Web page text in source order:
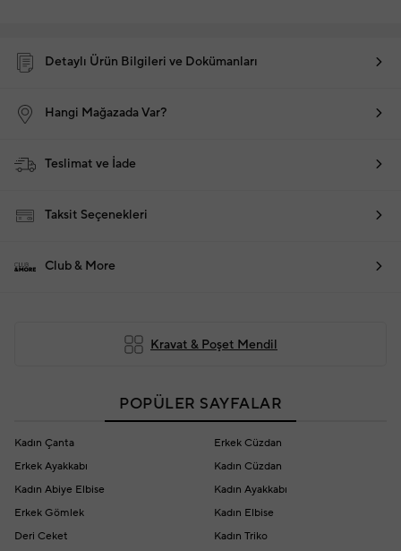
Detaylı Ürün Bilgileri ve Dokümanları
Hangi Mağazada Var?
Teslimat ve İade
Taksit Seçenekleri
Club & More
Kravat & Poşet Mendil
POPÜLER SAYFALAR
Kadın Çanta
Erkek Cüzdan
Erkek Ayakkabı
Kadın Cüzdan
Kadın Abiye Elbise
Kadın Ayakkabı
Erkek Gömlek
Kadın Elbise
Deri Ceket
Kadın Triko